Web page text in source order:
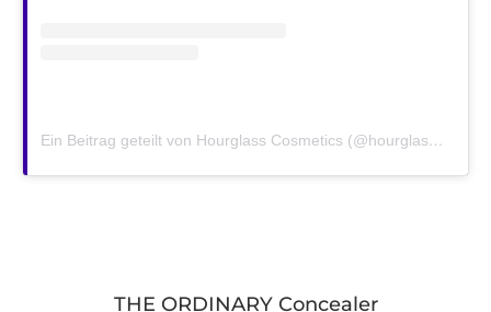
Ein Beitrag geteilt von Hourglass Cosmetics (@hourglasscosmetics)
THE ORDINARY Concealer